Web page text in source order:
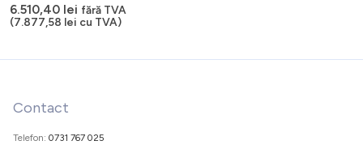
0out of 5
6.510,40 lei fără TVA
(7.877,58 lei cu TVA)
Contact
Telefon: 0731 767 025